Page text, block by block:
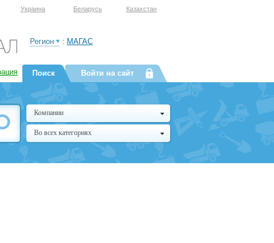
Украина Беларусь Казахстан
Регион : МАГАС
Поиск Войти на сайт
Компании
Во всех категориях